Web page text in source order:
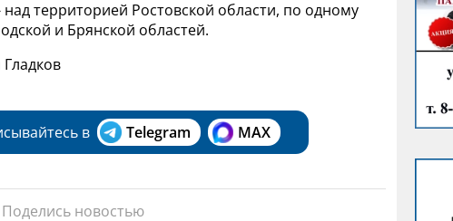
территорией Ростовской области, по одному
и Брянской областей.
в Telegram MAX
Поделись новостью